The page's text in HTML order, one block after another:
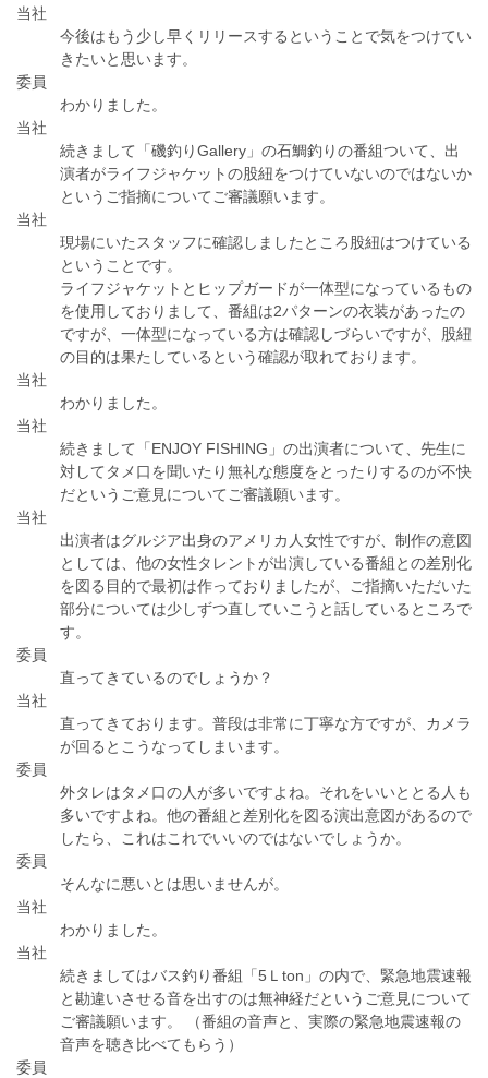
当社
今後はもう少し早くリリースするということで気をつけてい
きたいと思います。
委員
わかりました。
当社
続きまして「磯釣りGallery」の石鯛釣りの番組ついて、出
演者がライフジャケットの股紐をつけていないのではないか
というご指摘についてご審議願います。
当社
現場にいたスタッフに確認しましたところ股紐はつけている
ということです。
ライフジャケットとヒップガードが一体型になっているもの
を使用しておりまして、番組は2パターンの衣装があったの
ですが、一体型になっている方は確認しづらいですが、股紐
の目的は果たしているという確認が取れております。
当社
わかりました。
当社
続きまして「ENJOY FISHING」の出演者について、先生に
対してタメ口を聞いたり無礼な態度をとったりするのが不快
だというご意見についてご審議願います。
当社
出演者はグルジア出身のアメリカ人女性ですが、制作の意図
としては、他の女性タレントが出演している番組との差別化
を図る目的で最初は作っておりましたが、ご指摘いただいた
部分については少しずつ直していこうと話しているところで
す。
委員
直ってきているのでしょうか？
当社
直ってきております。普段は非常に丁寧な方ですが、カメラ
が回るとこうなってしまいます。
委員
外タレはタメ口の人が多いですよね。それをいいととる人も
多いですよね。他の番組と差別化を図る演出意図があるので
したら、これはこれでいいのではないでしょうか。
委員
そんなに悪いとは思いませんが。
当社
わかりました。
当社
続きましてはバス釣り番組「5Ｌton」の内で、緊急地震速報
と勘違いさせる音を出すのは無神経だというご意見について
ご審議願います。 （番組の音声と、実際の緊急地震速報の
音声を聴き比べてもらう）
委員